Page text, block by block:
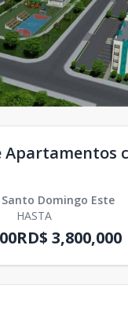
Apartamentos
Santo Domingo Este
HASTA
RD$ 3,800,000